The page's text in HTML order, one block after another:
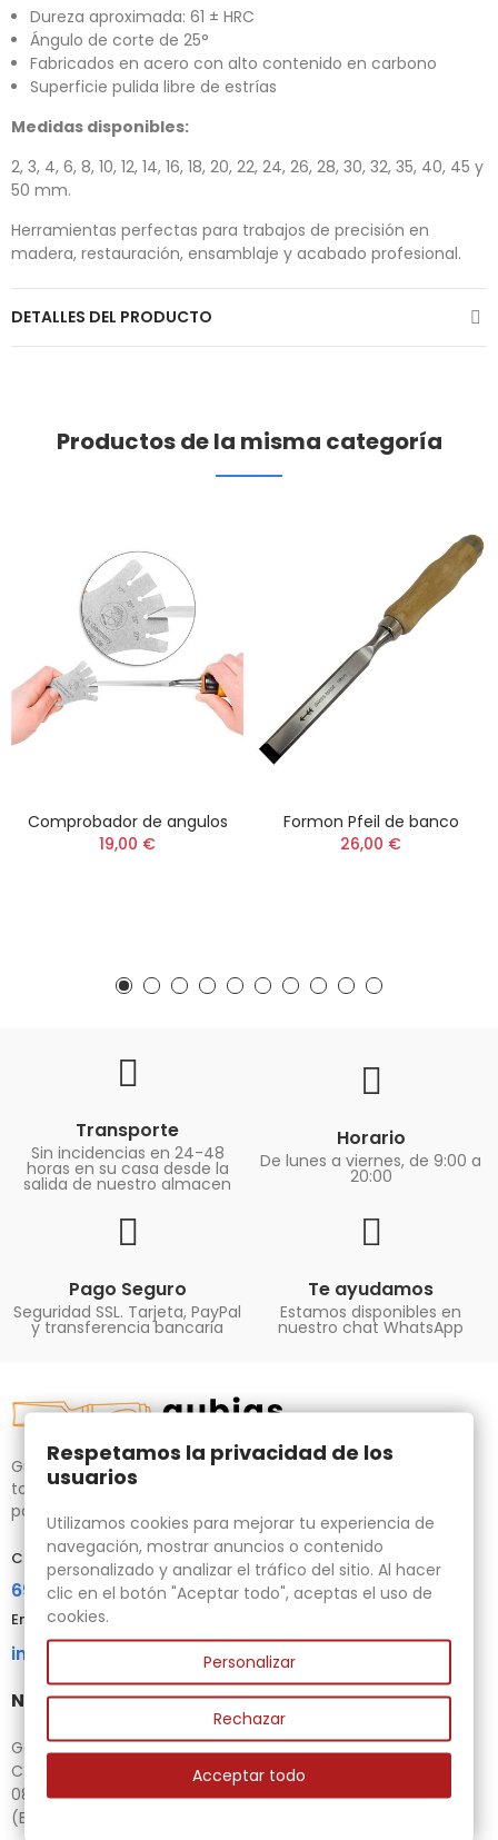
Dureza aproximada: 61 ± HRC
Ángulo de corte de 25°
Fabricados en acero con alto contenido en carbono
Superficie pulida libre de estrías
Medidas disponibles:
2, 3, 4, 6, 8, 10, 12, 14, 16, 18, 20, 22, 24, 26, 28, 30, 32, 35, 40, 45 y
50 mm.
Herramientas perfectas para trabajos de precisión en
madera, restauración, ensamblaje y acabado profesional.
DETALLES DEL PRODUCTO
Productos de la misma categoría
Comprobador de angulos
19,00 €
Formon Pfeil de banco
26,00 €
Transporte
Sin incidencias en 24-48
horas en su casa desde la
salida de nuestro almacen
Horario
De lunes a viernes, de 9:00 a
20:00
Pago Seguro
Seguridad SSL. Tarjeta, PayPal
y transferencia bancaria
Te ayudamos
Estamos disponibles en
nuestro chat WhatsApp
Gubias.com.es, tu tienda especializada en talla de madera,
tornos para bricolaje y maquinaria para la madera auxiliar
para tus necesidades.
Contacta con nosotros
696 95 85 58
Email
info@gubias.com.es
Nuestra tienda
Ganiveteria Rius
C/ Goleta, 11
08221 Terrassa
(Barcelona)
Respetamos la privacidad de los
usuarios
Utilizamos cookies para mejorar tu experiencia de
navegación, mostrar anuncios o contenido
personalizado y analizar el tráfico del sitio. Al hacer
clic en el botón "Aceptar todo", aceptas el uso de
cookies.
Personalizar
Rechazar
Acceptar todo